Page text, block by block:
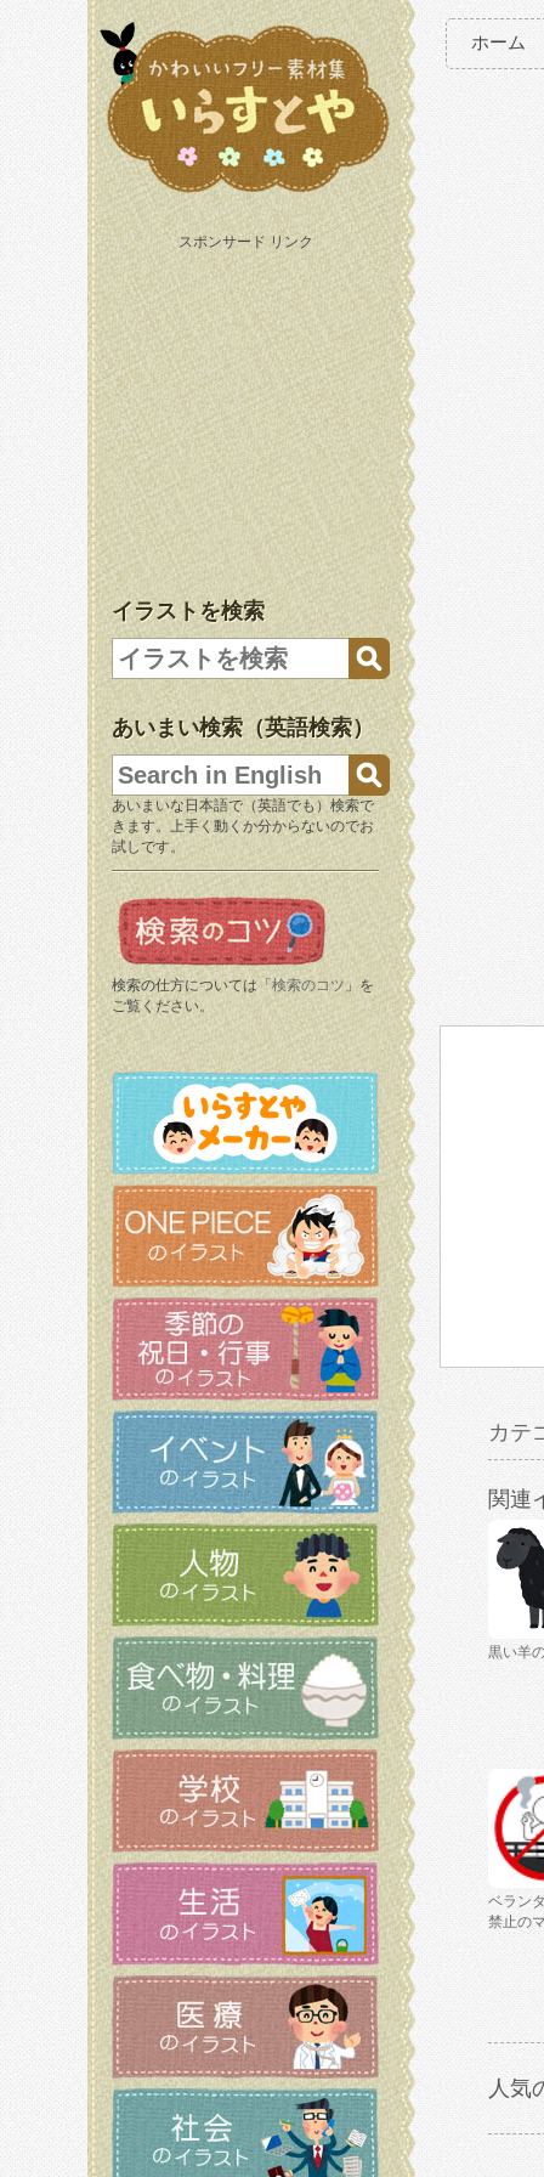
スポンサード リンク
イラストを検索
あいまい検索（英語検索）
あいまいな日本語で（英語でも）検索で
きます。上手く動くか分からないのでお
試しです。
検索の仕方については「 検索のコツ 」を
ご覧ください。
ホーム
カテ
関連
黒い羊
ベラン
禁止の
人気